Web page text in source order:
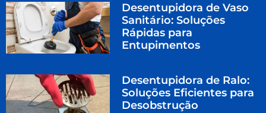
Desentupidora de Vaso
Sanitário: Soluções
Rápidas para
Entupimentos
Desentupidora de Ralo:
Soluções Eficientes para
Desobstrução